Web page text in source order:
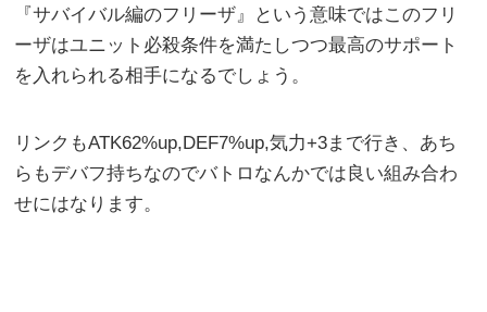
『サバイバル編のフリーザ』という意味ではこのフリ
ーザはユニット必殺条件を満たしつつ最高のサポート
を入れられる相手になるでしょう。
リンクもATK62%up,DEF7%up,気力+3まで行き、あち
らもデバフ持ちなのでバトロなんかでは良い組み合わ
せにはなります。